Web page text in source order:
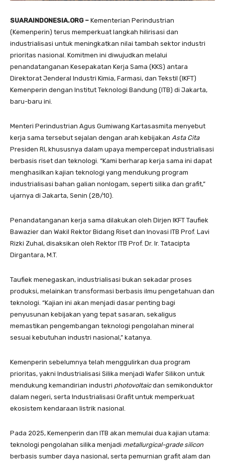
SUARAINDONESIA.ORG – Kementerian Perindustrian
(Kemenperin) terus memperkuat langkah hilirisasi dan
industrialisasi untuk meningkatkan nilai tambah sektor industri
prioritas nasional. Komitmen ini diwujudkan melalui
penandatanganan Kesepakatan Kerja Sama (KKS) antara
Direktorat Jenderal Industri Kimia, Farmasi, dan Tekstil (IKFT)
Kemenperin dengan Institut Teknologi Bandung (ITB) di Jakarta,
baru-baru ini.
Menteri Perindustrian Agus Gumiwang Kartasasmita menyebut
kerja sama tersebut sejalan dengan arah kebijakan Asta Cita
Presiden RI, khususnya dalam upaya mempercepat industrialisasi
berbasis riset dan teknologi. “Kami berharap kerja sama ini dapat
menghasilkan kajian teknologi yang mendukung program
industrialisasi bahan galian nonlogam, seperti silika dan grafit,”
ujarnya di Jakarta, Senin (28/10).
Penandatanganan kerja sama dilakukan oleh Dirjen IKFT Taufiek
Bawazier dan Wakil Rektor Bidang Riset dan Inovasi ITB Prof. Lavi
Rizki Zuhal, disaksikan oleh Rektor ITB Prof. Dr. Ir. Tatacipta
Dirgantara, M.T.
Taufiek menegaskan, industrialisasi bukan sekadar proses
produksi, melainkan transformasi berbasis ilmu pengetahuan dan
teknologi. “Kajian ini akan menjadi dasar penting bagi
penyusunan kebijakan yang tepat sasaran, sekaligus
memastikan pengembangan teknologi pengolahan mineral
sesuai kebutuhan industri nasional,” katanya.
Kemenperin sebelumnya telah menggulirkan dua program
prioritas, yakni Industrialisasi Silika menjadi Wafer Silikon untuk
mendukung kemandirian industri photovoltaicdan semikonduktor
dalam negeri, serta Industrialisasi Grafit untuk memperkuat
ekosistem kendaraan listrik nasional.
Pada 2025, Kemenperin dan ITB akan memulai dua kajian utama:
teknologi pengolahan silika menjadi metallurgical-grade silicon
berbasis sumber daya nasional, serta pemurnian grafit alam dan